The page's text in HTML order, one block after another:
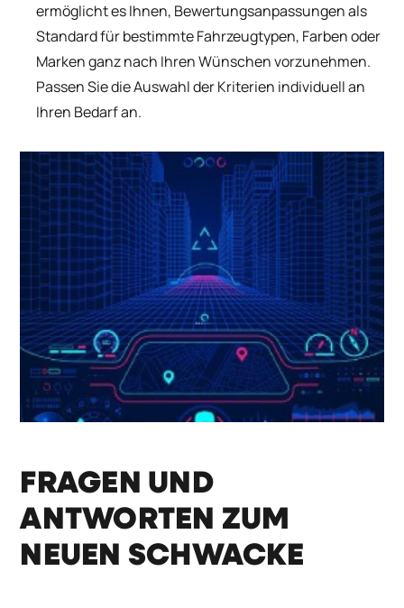
ermöglicht es Ihnen, Bewertungsanpassungen als
Standard für bestimmte Fahrzeugtypen, Farben oder
Marken ganz nach Ihren Wünschen vorzunehmen.
Passen Sie die Auswahl der Kriterien individuell an
Ihren Bedarf an.
FRAGEN UND
ANTWORTEN ZUM
NEUEN SCHWACKE